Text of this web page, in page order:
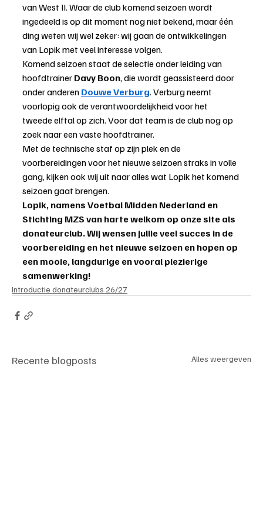
van West II. Waar de club komend seizoen wordt
ingedeeld is op dit moment nog niet bekend, maar één
ding weten wij wel zeker: wij gaan de ontwikkelingen
van Lopik met veel interesse volgen.
Komend seizoen staat de selectie onder leiding van
hoofdtrainer Davy Boon, die wordt geassisteerd door
onder anderen Douwe Verburg. Verburg neemt
voorlopig ook de verantwoordelijkheid voor het
tweede elftal op zich. Voor dat team is de club nog op
zoek naar een vaste hoofdtrainer.
Met de technische staf op zijn plek en de
voorbereidingen voor het nieuwe seizoen straks in volle
gang, kijken ook wij uit naar alles wat Lopik het komend
seizoen gaat brengen.
Lopik, namens Voetbal Midden Nederland en
Stichting MZS van harte welkom op onze site als
donateurclub. Wij wensen jullie veel succes in de
voorbereiding en het nieuwe seizoen en hopen op
een mooie, langdurige en vooral plezierige
samenwerking!
Introductie donateurclubs 26/27
Recente blogposts Alles weergeven